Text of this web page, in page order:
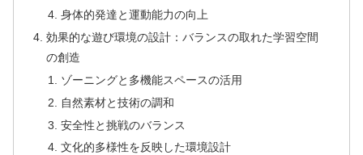
身体的発達と運動能力の向上
効果的な遊び環境の設計：バランスの取れた学習空間
の創造
ゾーニングと多機能スペースの活用
自然素材と技術の調和
安全性と挑戦のバランス
文化的多様性を反映した環境設計